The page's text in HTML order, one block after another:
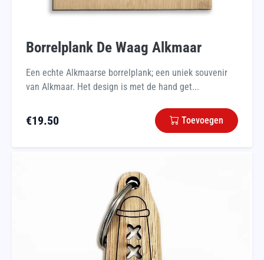
Borrelplank De Waag Alkmaar
Een echte Alkmaarse borrelplank; een uniek souvenir
van Alkmaar. Het design is met de hand get...
€19.50 Toevoegen